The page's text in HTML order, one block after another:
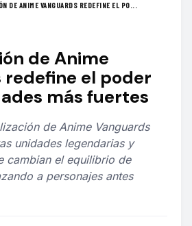
DE ANIME VANGUARDS REDEFINE EL PO...
de Anime
redefine el poder
más fuertes
de Anime Vanguards
unidades legendarias y
cambian el equilibrio de
a personajes antes